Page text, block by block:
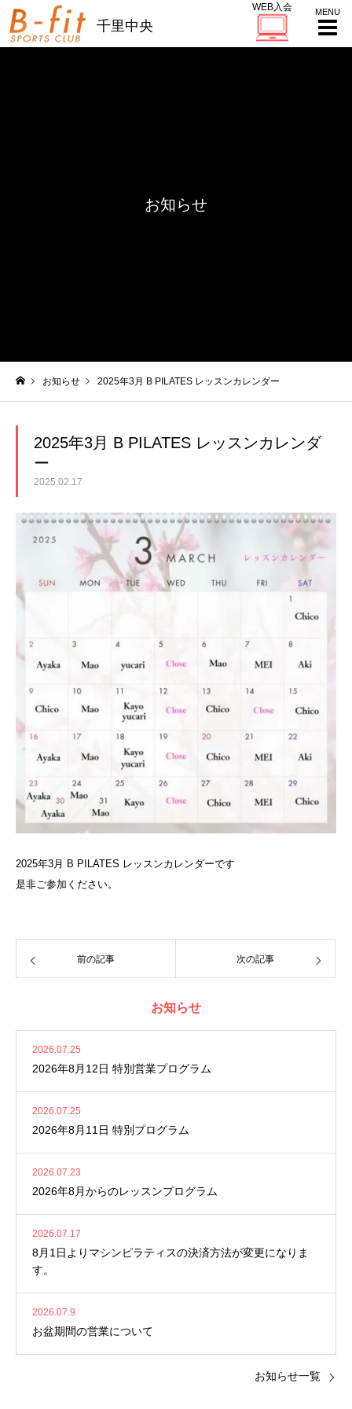
千里中央
WEB入会
お知らせ
お知らせ 2025年3月 B PILATES レッスンカレンダー
2025年3月 B PILATES レッスンカレンダ
ー
2025.02.17
2025年3月 B PILATES レッスンカレンダーです
是非ご参加ください。
前の記事 次の記事
お知らせ
2026.07.25
2026年8月12日 特別営業プログラム
2026.07.25
2026年8月11日 特別プログラム
2026.07.23
2026年8月からのレッスンプログラム
2026.07.17
8月1日よりマシンピラティスの決済方法が変更になりま
す。
2026.07.9
お盆期間の営業について
お知らせ一覧